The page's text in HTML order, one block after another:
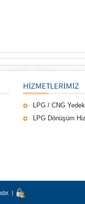
HIZMETLERIMIZ
LPG / CNG
LPG Dönüşüm